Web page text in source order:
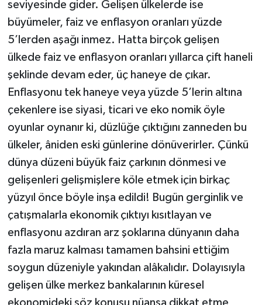
seviyesinde gider. Gelişen ülkelerde ise
büyümeler, faiz ve enflasyon oranları yüzde
5’lerden aşağı inmez. Hatta birçok gelişen
ülkede faiz ve enflasyon oranları yıllarca çift haneli
şeklinde devam eder, üç haneye de çıkar.
Enflasyonu tek haneye veya yüzde 5’lerin altına
çekenlere ise siyasi, ticari ve eko nomik öyle
oyunlar oynanır ki, düzlüğe çıktığını zanneden bu
ülkeler, âniden eski günlerine dönüverirler. Çünkü
dünya düzeni büyük faiz çarkının dönmesi ve
gelişenleri gelişmişlere köle etmek için birkaç
yüzyıl önce böyle inşa edildi! Bugün gerginlik ve
çatışmalarla ekonomik çıktıyı kısıtlayan ve
enflasyonu azdıran arz şoklarına dünyanın daha
fazla maruz kalması tamamen bahsini ettiğim
soygun düzeniyle yakından alâkalıdır. Dolayısıyla
gelişen ülke merkez bankalarının küresel
ekonomideki söz konusu nüansa dikkat etme